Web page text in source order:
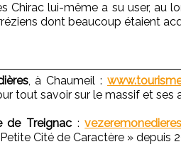
Chirac lui-même a su user, au
dont beaucoup étaient
, à Chaumeil :
tout savoir sur le massif et ses
de Treignac :
Cité de Caractère » depuis